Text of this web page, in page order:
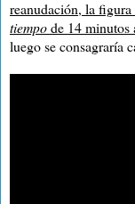
reanudación, la
tiempode 14 minutos
luego se consagraría